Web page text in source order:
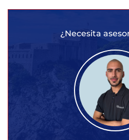
¿Necesita